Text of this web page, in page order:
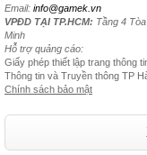
Email: info@gamek.vn
VPĐD TẠI TP.HCM: Tầng 4
Minh
Hỗ trợ quảng cáo:
Giấy phép thiết lập trang thông
Thông tin và Truyền thông TP
Chính sách bảo mật